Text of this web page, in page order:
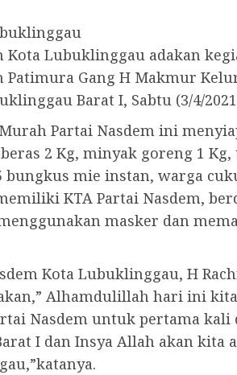
Kota Lubuklinggau adakan
Patimura Gang H Makmur
Barat I, Sabtu (3/4/
Partai Nasdem ini
2 Kg, minyak goreng 1
bungkus mie instan, warga
KTA Partai Nasdem,
masker dan
Kota Lubuklinggau, H
Alhamdulillah hari ini
Nasdem untuk pertama kali
I dan Insya Allah akan kita